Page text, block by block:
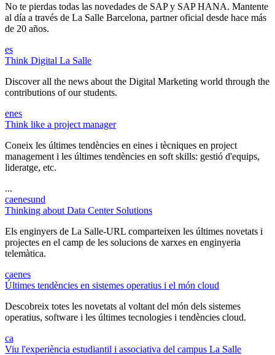
No te pierdas todas las novedades de SAP y SAP HANA. Mantente
al día a través de La Salle Barcelona, partner oficial desde hace más
de 20 años.
es
Think Digital La Salle
Discover all the news about the Digital Marketing world through the
contributions of our students.
enes
Think like a project manager
Coneix les últimes tendències en eines i tècniques en project
management i les últimes tendències en soft skills: gestió d'equips,
lideratge, etc.
...
caenesund
Thinking about Data Center Solutions
Els enginyers de La Salle-URL comparteixen les últimes novetats i
projectes en el camp de les solucions de xarxes en enginyeria
telemàtica.
caenes
Últimes tendències en sistemes operatius i el món cloud
Descobreix totes les novetats al voltant del món dels sistemes
operatius, software i les últimes tecnologies i tendències cloud.
ca
Viu l'experiència estudiantil i associativa del campus La Salle